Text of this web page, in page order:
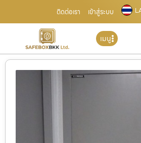
ติดต่อเรา เข้าสู่ระบบ
เมนู